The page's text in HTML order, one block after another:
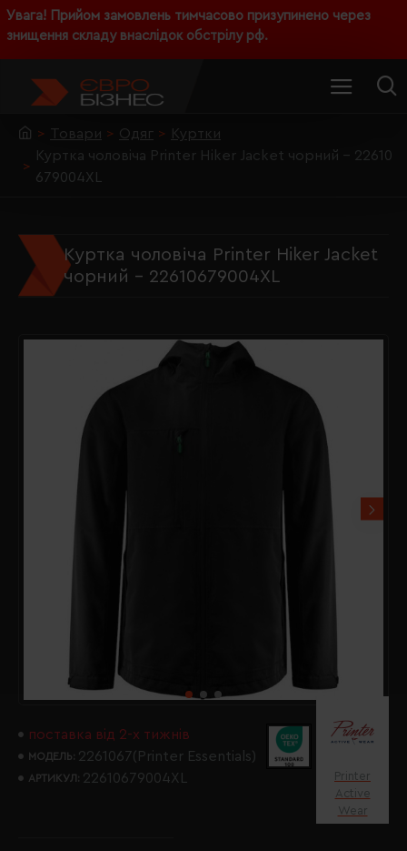
Увага! Прийом замовлень тимчасово призупинено через
знищення складу внаслідок обстрілу рф.
Товари Одяг
Куртки
Куртка чоловіча Printer Hiker Jacket чорний - 22610
679004XL
Куртка чоловіча Printer Hiker Jacket
чорний - 22610679004XL
поставка від 2-х тижнів
МОДЕЛЬ: 2261067(Printer Essentials)
АРТИКУЛ: 22610679004XL
Printer
Active
Wear